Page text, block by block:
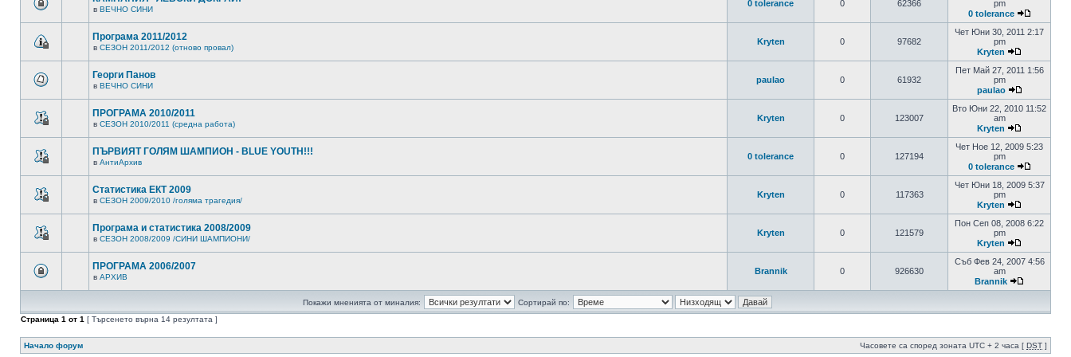
в ВЕЧНО СИНИ
0 tolerance 0 62366
pm
0 tolerance
Програма 2011/2012
в СЕЗОН 2011/2012 (отново провал)
Kryten 0 97682
Чет Юни 30, 2011 2:17
pm
Kryten
Георги Панов
в ВЕЧНО СИНИ
paulao 0 61932
Пет Май 27, 2011 1:56
pm
paulao
ПРОГРАМА 2010/2011
в СЕЗОН 2010/2011 (средна работа)
Kryten 0 123007
Вто Юни 22, 2010 11:52
am
Kryten
ПЪРВИЯТ ГОЛЯМ ШАМПИОН - BLUE YOUTH!!!
в АнтиАрхив
0 tolerance 0 127194
Чет Ное 12, 2009 5:23
pm
0 tolerance
Статистика ЕКТ 2009
в СЕЗОН 2009/2010 /голяма трагедия/
Kryten 0 117363
Чет Юни 18, 2009 5:37
pm
Kryten
Програма и статистика 2008/2009
в СЕЗОН 2008/2009 /СИНИ ШАМПИОНИ/
Kryten 0 121579
Пон Сеп 08, 2008 6:22
pm
Kryten
ПРОГРАМА 2006/2007
в АРХИВ
Brannik 0 926630
Съб Фев 24, 2007 4:56
am
Brannik
Покажи мненията от миналия:
Сортирай по:
Страница 1 от 1 [ Търсенето върна 14 резултата ]
Начало форум Часовете са според зоната UTC + 2 часа [ DST ]